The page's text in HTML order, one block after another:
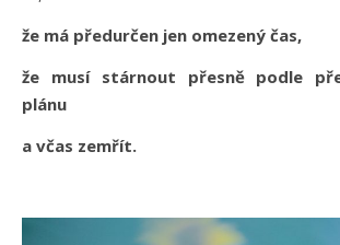
že má předurčen jen omezený čas,
že musí stárnout přesně podle
plánu
a včas zemřít.